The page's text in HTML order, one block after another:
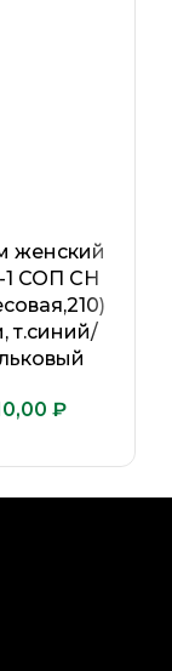
женский
1 СОП CH
т.синий/
₽